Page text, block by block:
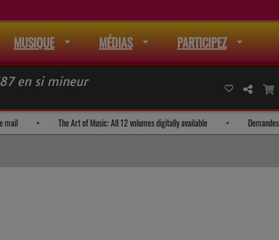
MUSIQUE MÉDIAS PARTICIPEZ
en si mineur
à la liste de mail The Art of Music: All 12 volumes digitally available